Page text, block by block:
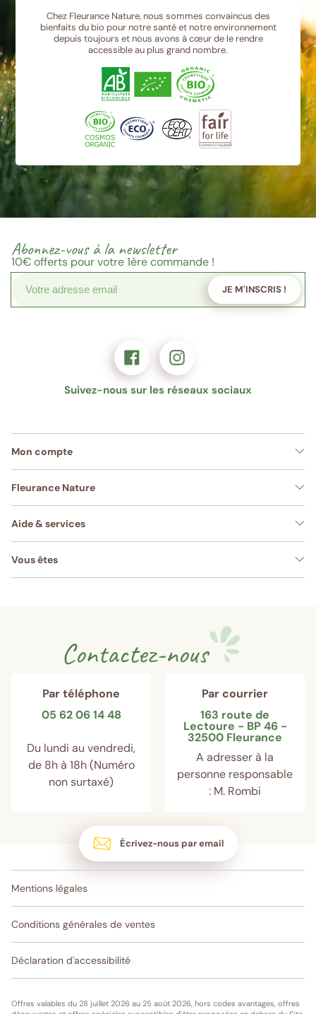
Chez Fleurance Nature, nous sommes convaincus des
bienfaits du bio pour notre santé et notre environnement
depuis toujours et nous avons à cœur de le rendre
accessible au plus grand nombre.
Abonnez-vous à la newsletter
10€offerts pour votre 1ère commande !
JE M'INSCRIS !
Suivez-nous sur les réseaux sociaux
Mon compte
Fleurance Nature
Aide & services
Vous êtes
Contactez-nous
Par téléphone
05 62 06 14 48
Du lundi au vendredi,
de 8h à 18h (Numéro
non surtaxé)
Par courrier
163 route de
Lectoure - BP 46 -
32500 Fleurance
A adresser à la
personne responsable
: M. Rombi
Écrivez-nous par email
Mentions légales
Conditions générales de ventes
Déclaration d'accessibilité
Offres valables du 28 juillet 2026 au 25 août 2026, hors codes avantages, offres